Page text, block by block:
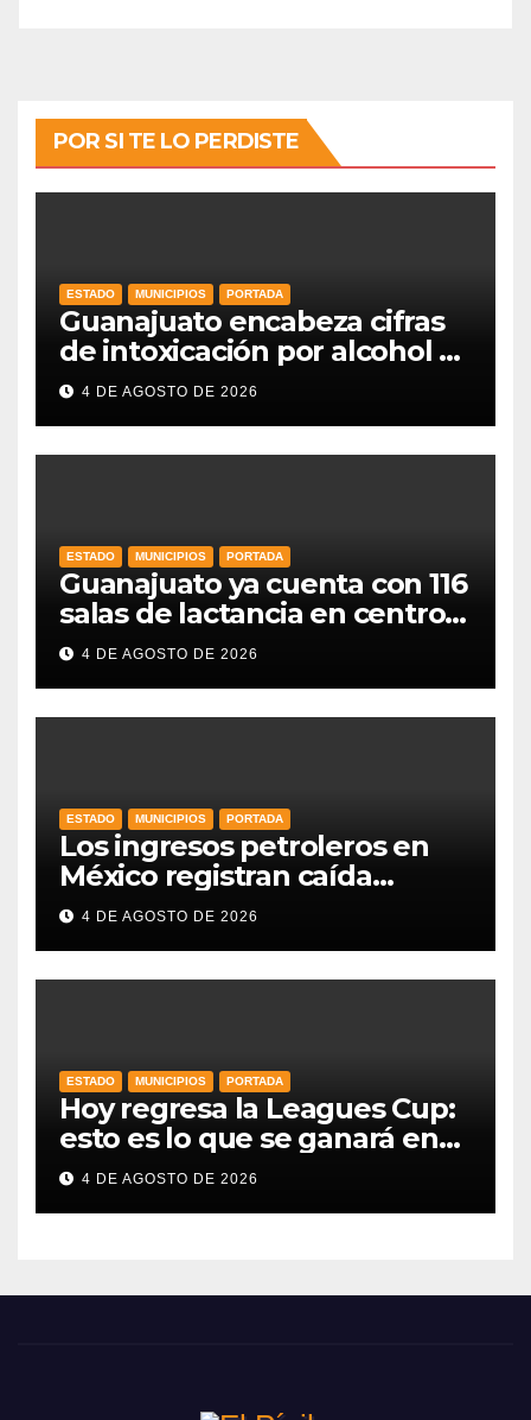
POR SI TE LO PERDISTE
ESTADO MUNICIPIOS PORTADA
Guanajuato encabeza cifras
de intoxicación por alcohol a
nivel nacional
4 DE AGOSTO DE 2026
ESTADO MUNICIPIOS PORTADA
Guanajuato ya cuenta con 116
salas de lactancia en centros
de trabajo: Gobernadora
4 DE AGOSTO DE 2026
ESTADO MUNICIPIOS PORTADA
Los ingresos petroleros en
México registran caída
drástica en una década
4 DE AGOSTO DE 2026
ESTADO MUNICIPIOS PORTADA
Hoy regresa la Leagues Cup:
esto es lo que se ganará en
esta edición
4 DE AGOSTO DE 2026